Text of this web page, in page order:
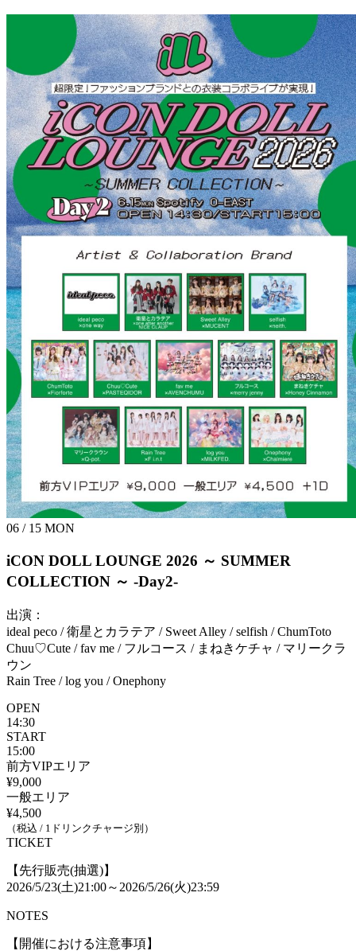
06 / 15 MON
iCON DOLL LOUNGE 2026 ～ SUMMER
COLLECTION ～ -Day2-
出演：
ideal peco / 衛星とカラテア / Sweet Alley / selfish / ChumToto
Chuu♡Cute / fav me / フルコース / まねきケチャ / マリークラ
ウン
Rain Tree / log you / Onephony
OPEN
14:30
START
15:00
前方VIPエリア
¥9,000
一般エリア
¥4,500
（税込 / 1ドリンクチャージ別）
TICKET
【先行販売(抽選)】
2026/5/23(土)21:00～2026/5/26(火)23:59
NOTES
【開催における注意事項】